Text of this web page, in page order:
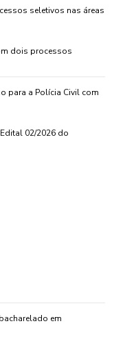
seletivos nas áreas
dois processos
para a Polícia Civil com
02/2026 do
em